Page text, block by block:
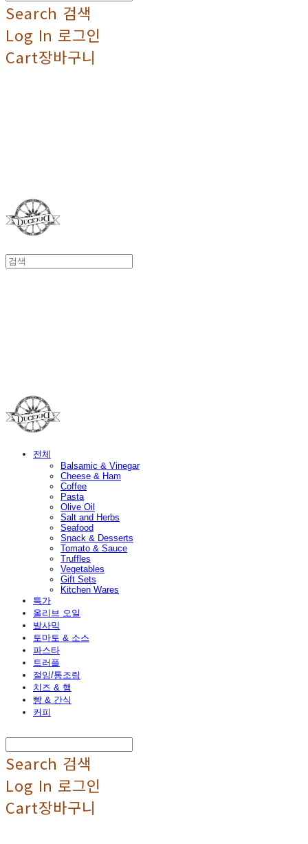
Search 검색
Log In 로그인
Cart장바구니
전체
Balsamic & Vinegar
Cheese & Ham
Coffee
Pasta
Olive Oil
Salt and Herbs
Seafood
Snack & Desserts
Tomato & Sauce
Truffles
Vegetables
Gift Sets
Kitchen Wares
특가
올리브 오일
발사믹
토마토 & 소스
파스타
트러플
절임/통조림
치즈 & 햄
빵 & 간식
커피
Search 검색
Log In 로그인
Cart장바구니